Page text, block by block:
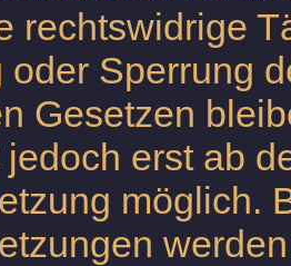
rechtswidrige
oder Sperrung
Gesetzen
erst ab
möglich.